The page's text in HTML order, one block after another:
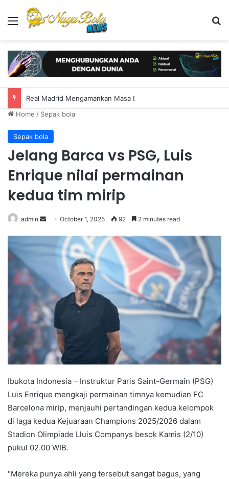
Menu
Home / Sepak bola
Sepak bola
Jelang Barca vs PSG, Luis
Enrique nilai permainan
kedua tim mirip
admin
n
m
a
October 1, 2025 92 2 minutes read
Ibukota Indonesia – Instruktur Paris Saint-Germain (PSG)
Luis Enrique mengkaji permainan timnya kemudian FC
Barcelona mirip, menjauhi pertandingan kedua kelompok
di laga kedua Kejuaraan Champions 2025/2026 dalam
Stadion Olimpiade Lluis Companys besok Kamis (2/10)
pukul 02.00 WIB.
"Mereka punya ahli yang tersebut sangat bagus, yang